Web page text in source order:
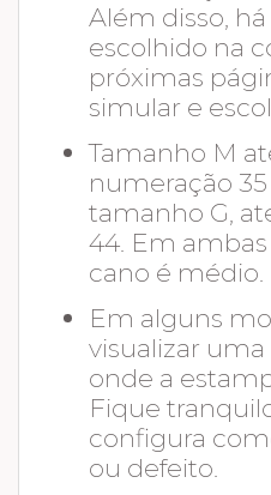
Além disso,
escolhido na
próximas
simular e
Tamanho M
numeração 35
tamanho G,
44. Em ambas
cano é médio.
Em alguns
visualizar uma
onde a
Fique
configura
ou defeito.